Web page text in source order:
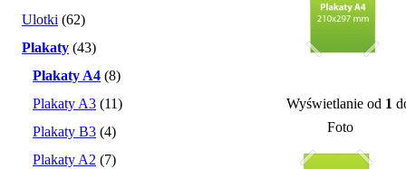
Ulotki (62)
Plakaty (43)
Plakaty A4 (8)
Plakaty A3 (11)
Plakaty B3 (4)
Plakaty A2 (7)
Wyświetlanie od 1
Foto